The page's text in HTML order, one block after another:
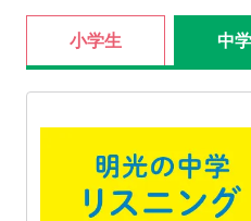
小学生 中